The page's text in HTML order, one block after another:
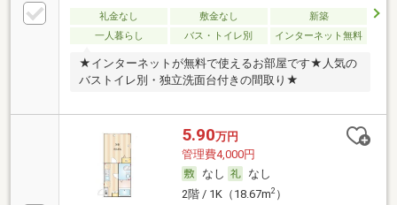
礼金なし 敷金なし
新築
一人暮らし
バス・トイレ別 インターネット無料
★インターネットが無料で使えるお部屋です★人気の
バストイレ別・独立洗面台付きの間取り★
5.90万円
管理費4,000円
なし
なし
2階 / 1K（18.67m2）